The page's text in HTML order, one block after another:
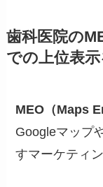
歯科医院の
での上位表
MEO（Maps
Googleマップ
すマーケティ